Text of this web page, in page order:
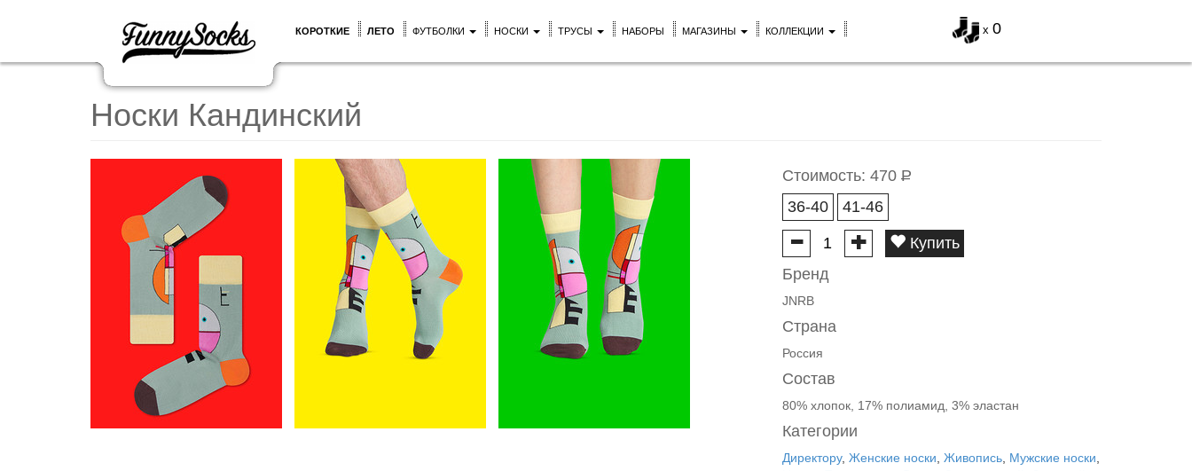
x 0
КОРОТКИЕ ЛЕТО ФУТБОЛКИ НОСКИ ТРУСЫ НАБОРЫ МАГАЗИНЫ КОЛЛЕКЦИИ
Носки Кандинский
Стоимость: 470 Р
36-40
41-46
Купить
Бренд
JNRB
Страна
Россия
Состав
80% хлопок, 17% полиамид, 3% эластан
Категории
Директору, Женские носки Живопись Мужские носки